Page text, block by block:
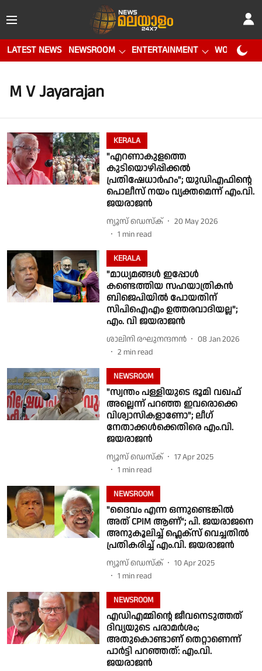
LATEST NEWS NEWSROOM ENTERTAINMENT WORLD CUP
M V Jayarajan
KERALA
"എറണാകുളത്തെ
കുടിയൊഴിപ്പിക്കൽ
പ്രതിഷേധാർഹം"; യുഡിഎഫിൻ്റെ
പൊലീസ് നയം വ്യക്തമെന്ന് എം.വി.
ജയരാജൻ
ന്യൂസ് ഡെസ്ക്
20 May 2026
1 min read
KERALA
"മാധ്യമങ്ങൾ ഇപ്പോൾ
കണ്ടെത്തിയ സഹയാത്രികൻ
ബിജെപിയിൽ പോയതിന്
സിപിഐഎം ഉത്തരവാദിയല്ല";
എം. വി ജയരാജൻ
ശാലിനി രഘുനന്ദനൻ
08 Jan 2026
2 min read
NEWSROOM
"സ്വന്തം പള്ളിയുടെ ഭൂമി വഖഫ്
അല്ലെന്ന് പറഞ്ഞ ഇവരൊക്കെ
വിശ്വാസികളാണോ"; ലീഗ്
നേതാക്കൾക്കെതിരെ എം.വി.
ജയരാജൻ
ന്യൂസ് ഡെസ്ക്
17 Apr 2025
1 min read
NEWSROOM
"ദൈവം എന്ന ഒന്നുണ്ടെങ്കിൽ
അത് CPIM ആണ്"; പി. ജയരാജനെ
അനുകൂലിച്ച് ഫ്ലെക്സ് വെച്ചതിൽ
പ്രതികരിച്ച് എം.വി. ജയരാജൻ
ന്യൂസ് ഡെസ്ക്
10 Apr 2025
1 min read
NEWSROOM
എഡിഎമ്മിൻ്റെ ജീവനെടുത്തത്
ദിവ്യയുടെ പരാമർശം;
അതുകൊണ്ടാണ് തെറ്റാണെന്ന്
പാർട്ടി പറഞ്ഞത്: എം.വി.
ജയരാജൻ